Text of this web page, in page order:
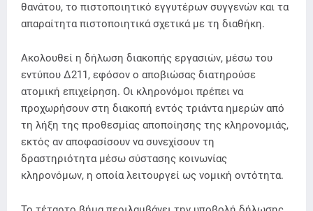
θανάτου, το πιστοποιητικό εγγυτέρων συγγενών και τα
απαραίτητα πιστοποιητικά σχετικά με τη διαθήκη.
Ακολουθεί η δήλωση διακοπής εργασιών, μέσω του
εντύπου Δ211, εφόσον ο αποβιώσας διατηρούσε
ατομική επιχείρηση. Οι κληρονόμοι πρέπει να
προχωρήσουν στη διακοπή εντός τριάντα ημερών από
τη λήξη της προθεσμίας αποποίησης της κληρονομιάς,
εκτός αν αποφασίσουν να συνεχίσουν τη
δραστηριότητα μέσω σύστασης κοινωνίας
κληρονόμων, η οποία λειτουργεί ως νομική οντότητα.